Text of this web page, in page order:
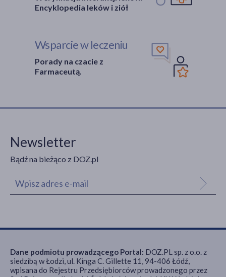
Encyklopedia leków i ziół
Wsparcie w leczeniu
Porady na czacie z
Farmaceutą.
Newsletter
Bądź na bieżąco z DOZ.pl
Dane podmiotu prowadzącego Portal: DOZ.PL sp. z o.o. z
siedzibą w Łodzi, ul. Kinga C. Gillette 11, 94-406 Łódź,
wpisana do Rejestru Przedsiębiorców prowadzonego przez